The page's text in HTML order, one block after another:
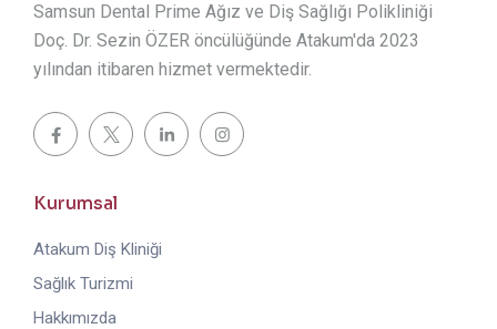
Samsun Dental Prime Ağız ve Diş Sağlığı Polikliniği
Doç. Dr. Sezin ÖZER öncülüğünde Atakum'da 2023
yılından itibaren hizmet vermektedir.
Kurumsal
Atakum Diş Kliniği
Sağlık Turizmi
Hakkımızda